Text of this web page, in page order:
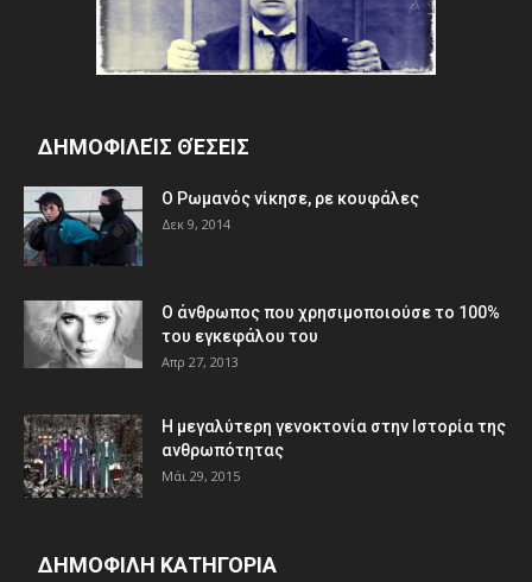
ΔΗΜΟΦΙΛΕΊΣ ΘΈΣΕΙΣ
Ο Ρωμανός νίκησε, ρε κουφάλες
Δεκ 9, 2014
Ο άνθρωπος που χρησιμοποιούσε το 100%
του εγκεφάλου του
Απρ 27, 2013
Η μεγαλύτερη γενοκτονία στην Ιστορία της
ανθρωπότητας
Μάι 29, 2015
ΔΗΜΟΦΙΛΗ ΚΑΤΗΓΟΡΙΑ